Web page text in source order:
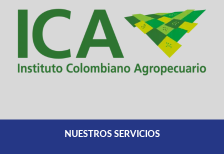
NUESTROS SERVICIOS